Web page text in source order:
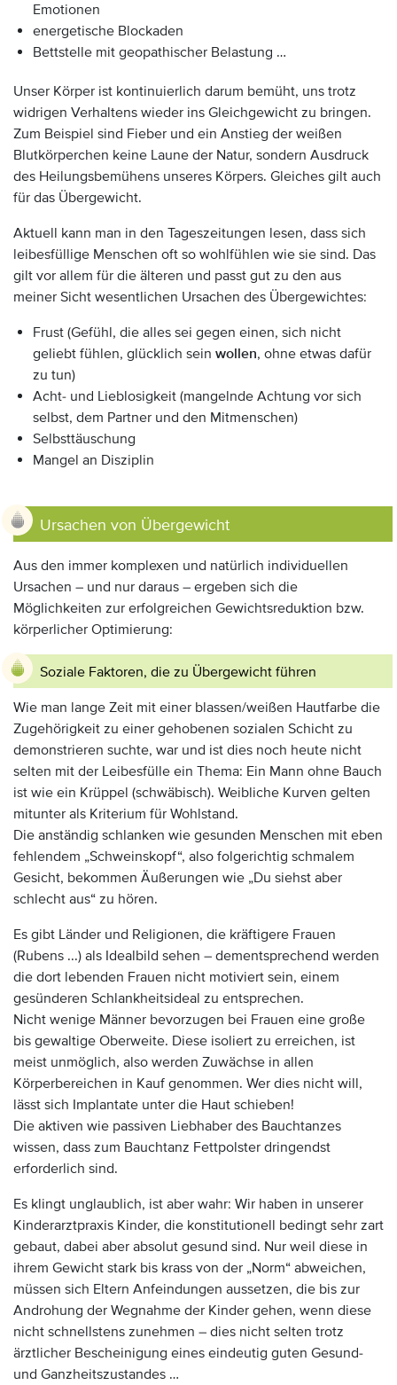
Emotionen
energetische Blockaden
Bettstelle mit geopathischer Belastung …
Unser Körper ist kontinuierlich darum bemüht, uns trotz
widrigen Verhaltens wieder ins Gleichgewicht zu bringen.
Zum Beispiel sind Fieber und ein Anstieg der weißen
Blutkörperchen keine Laune der Natur, sondern Ausdruck
des Heilungsbemühens unseres Körpers. Gleiches gilt auch
für das Übergewicht.
Aktuell kann man in den Tageszeitungen lesen, dass sich
leibesfüllige Menschen oft so wohlfühlen wie sie sind. Das
gilt vor allem für die älteren und passt gut zu den aus
meiner Sicht wesentlichen Ursachen des Übergewichtes:
Frust (Gefühl, die alles sei gegen einen, sich nicht
geliebt fühlen, glücklich sein wollen, ohne etwas dafür
zu tun)
Acht- und Lieblosigkeit (mangelnde Achtung vor sich
selbst, dem Partner und den Mitmenschen)
Selbsttäuschung
Mangel an Disziplin
Ursachen von Übergewicht
Aus den immer komplexen und natürlich individuellen
Ursachen – und nur daraus – ergeben sich die
Möglichkeiten zur erfolgreichen Gewichtsreduktion bzw.
körperlicher Optimierung:
Soziale Faktoren, die zu Übergewicht führen
Wie man lange Zeit mit einer blassen/weißen Hautfarbe die
Zugehörigkeit zu einer gehobenen sozialen Schicht zu
demonstrieren suchte, war und ist dies noch heute nicht
selten mit der Leibesfülle ein Thema: Ein Mann ohne Bauch
ist wie ein Krüppel (schwäbisch). Weibliche Kurven gelten
mitunter als Kriterium für Wohlstand.
Die anständig schlanken wie gesunden Menschen mit eben
fehlendem „Schweinskopf“, also folgerichtig schmalem
Gesicht, bekommen Äußerungen wie „Du siehst aber
schlecht aus“ zu hören.
Es gibt Länder und Religionen, die kräftigere Frauen
(Rubens ...) als Idealbild sehen – dementsprechend werden
die dort lebenden Frauen nicht motiviert sein, einem
gesünderen Schlankheitsideal zu entsprechen.
Nicht wenige Männer bevorzugen bei Frauen eine große
bis gewaltige Oberweite. Diese isoliert zu erreichen, ist
meist unmöglich, also werden Zuwächse in allen
Körperbereichen in Kauf genommen. Wer dies nicht will,
lässt sich Implantate unter die Haut schieben!
Die aktiven wie passiven Liebhaber des Bauchtanzes
wissen, dass zum Bauchtanz Fettpolster dringendst
erforderlich sind.
Es klingt unglaublich, ist aber wahr: Wir haben in unserer
Kinderarztpraxis Kinder, die konstitutionell bedingt sehr zart
gebaut, dabei aber absolut gesund sind. Nur weil diese in
ihrem Gewicht stark bis krass von der „Norm“ abweichen,
müssen sich Eltern Anfeindungen aussetzen, die bis zur
Androhung der Wegnahme der Kinder gehen, wenn diese
nicht schnellstens zunehmen – dies nicht selten trotz
ärztlicher Bescheinigung eines eindeutig guten Gesund-
und Ganzheitszustandes …